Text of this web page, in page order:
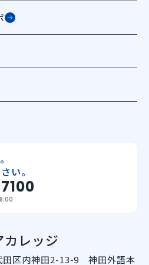
い。
レッジ
区内神田2-13-9 神田外語本